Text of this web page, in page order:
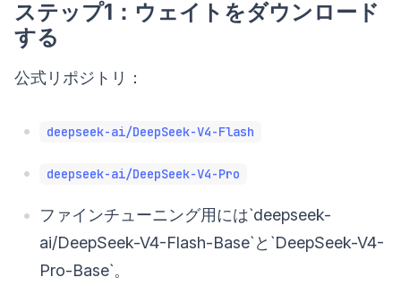
ステップ1：ウェイトをダウンロード
する
公式リポジトリ：
deepseek-ai/DeepSeek-V4-Flash
deepseek-ai/DeepSeek-V4-Pro
ファインチューニング用には`deepseek-
ai/DeepSeek-V4-Flash-Base`と`DeepSeek-V4-
Pro-Base`。